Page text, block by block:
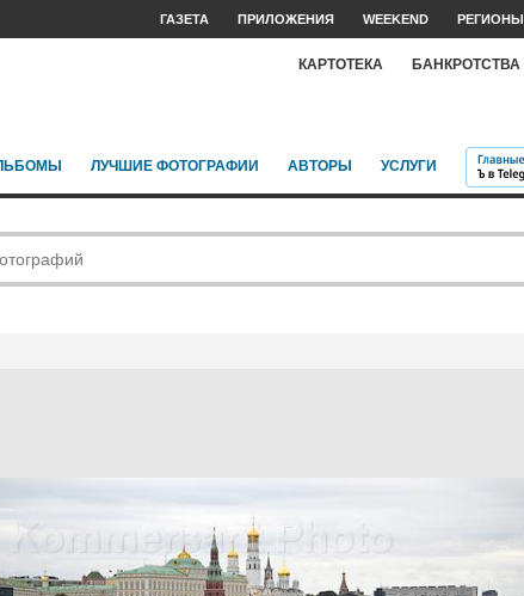
ГАЗЕТА ПРИЛОЖЕНИЯ WEEKEND РЕГИОНЫ
КАРТОТЕКА БАНКРОТСТВА
ЛУЧШИЕ ФОТОГРАФИИ АВТОРЫ УСЛУГИ